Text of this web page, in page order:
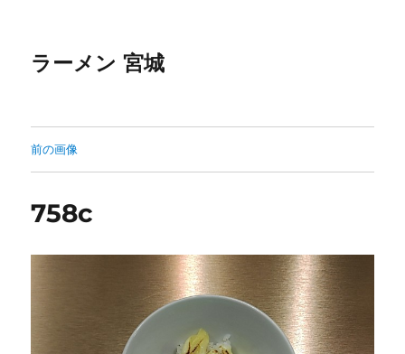
ラーメン 宮城
前の画像
758c